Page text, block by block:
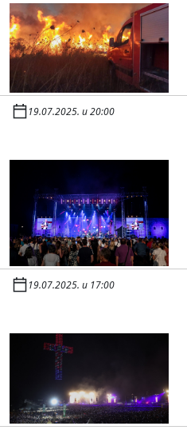
19.07.2025. u 20:00
19.07.2025. u 17:00